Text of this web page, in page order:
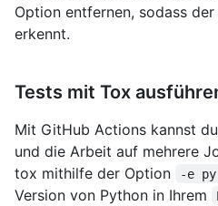
Option entfernen, sodass
erkennt.
Tests mit Tox
Mit GitHub Actions kannst
und die Arbeit auf mehrere
tox mithilfe der Option
-e py
Version von Python in Ihrem